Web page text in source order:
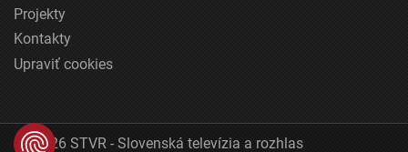
Projekty
Kontakty
Upraviť cookies
© 2026 STVR - Slovenská televízia a rozhlas